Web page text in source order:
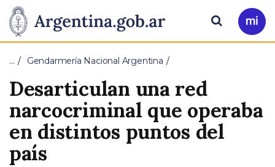
Presidencia
de
la
Nación
Pasar al contenido principal
Ir
a
Buscar
… Gendarmería Nacional Argentina
Desarticulan una red
narcocriminal que operaba
en distintos puntos del
país